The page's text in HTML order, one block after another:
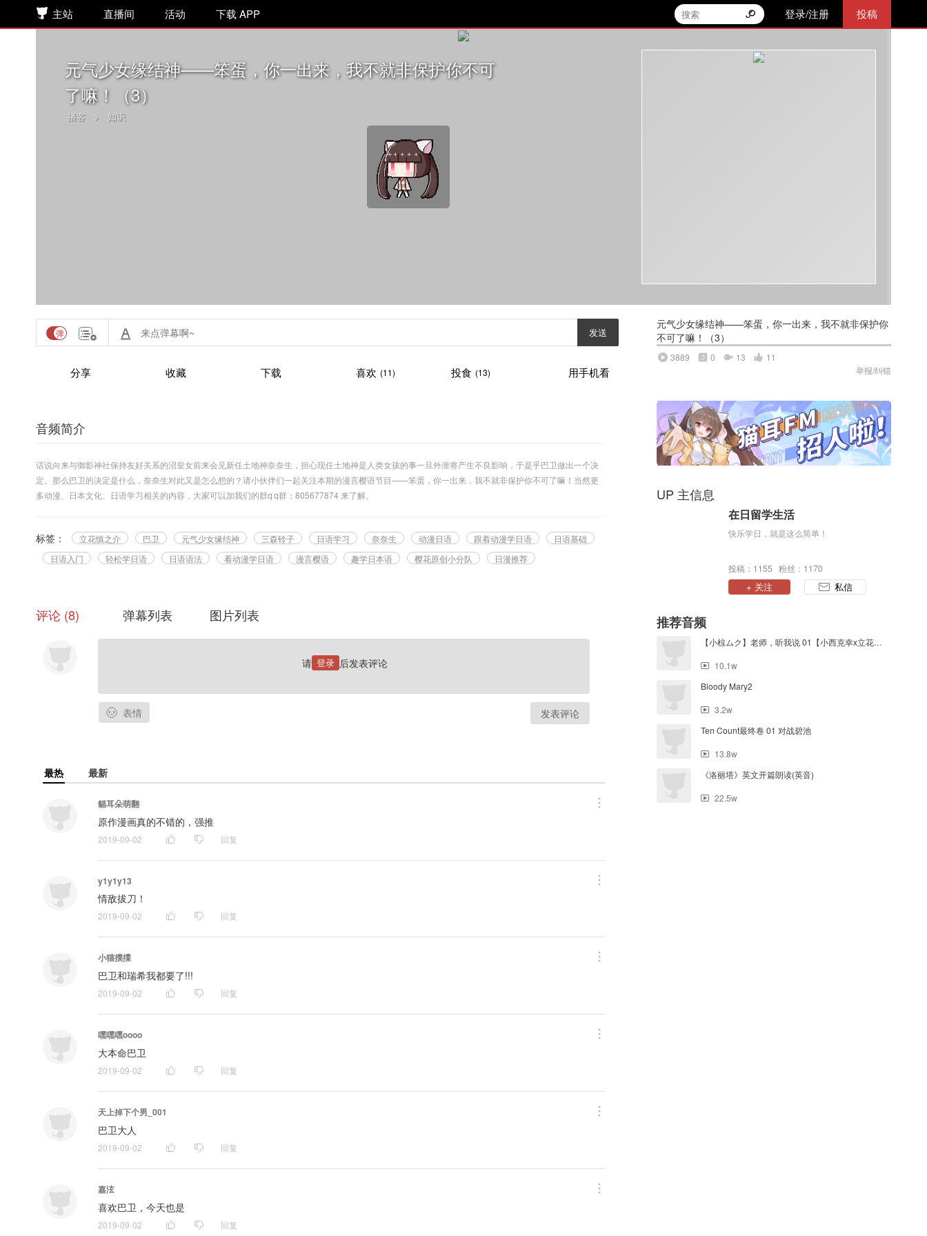
主站 直播间 活动 下载 APP 登录/注册 投稿
元气少女缘结神——笨蛋，你一出来，我不就非保护你不可
了嘛！（3）
播客 > 知识
发送
分享 收藏 下载 喜欢 (11) 投食 (13) 用手机看
元气少女缘结神——笨蛋，你一出来，我不就非保护你
不可了嘛！（3）
3889 0 13
11
举报/纠错
音频简介
话说向来与御影神社保持友好关系的沼皇女前来会见新任土地神奈奈生，担心现任土地神是人类女孩的事一旦外泄将产生不良影响，于是乎巴卫做出一个决
定。那么巴卫的决定是什么，奈奈生对此又是怎么想的？请小伙伴们一起关注本期的漫言樱语节目——笨蛋，你一出来，我不就非保护你不可了嘛！当然更
多动漫、日本文化、日语学习相关的内容，大家可以加我们的群q q群：805677874 来了解。
标签： 立花慎之介 巴卫 元气少女缘结神 三森铃子 日语学习 奈奈生 动漫日语 跟着动漫学日语
日语基础
日语入门
轻松学日语 日语语法 看动漫学日语 漫言樱语 趣学日本语 樱花原创小分队 日漫推荐
评论 8 弹幕列表 图片列表
请 登录 后发表评论
表情 发表评论
最热 最新
貓耳朵萌翻
原作漫画真的不错的，强推
2019-09-02 回复
y1y1y13
情敌拔刀！
2019-09-02 回复
小猫撲擈
巴卫和瑞希我都要了!!!
2019-09-02 回复
嘿嘿嘿oooo
大本命巴卫
2019-09-02 回复
天上掉下个男_001
巴卫大人
2019-09-02 回复
嘉泫
喜欢巴卫，今天也是
2019-09-02 回复
UP 主信息
在日留学生活
快乐学日，就是这么简单！
投稿：1155 粉丝：1170
+ 关注 私信
推荐音频
【小椋ムク】老师，听我说 01【小西克幸x立花慎之介】
10.1w
Bloody Mary2
3.2w
Ten Count最终卷 01 对战碧池
13.8w
《洛丽塔》英文开篇朗读(英音)
22.5w